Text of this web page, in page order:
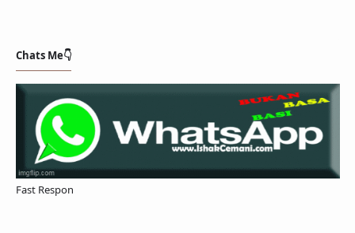
Chats Me👇
Fast Respon